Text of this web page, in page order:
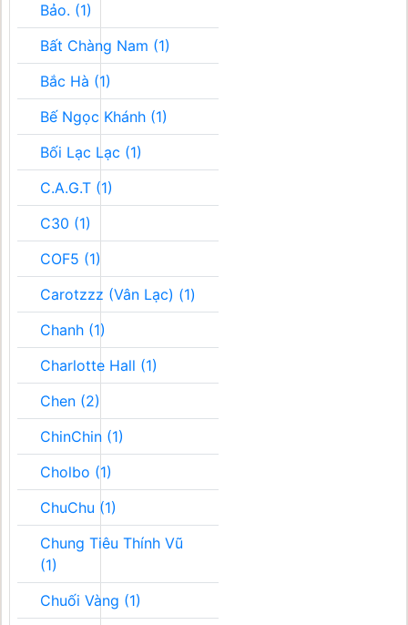
Bảo. (1)
Bất Chàng Nam (1)
Bắc Hà (1)
Bế Ngọc Khánh (1)
Bối Lạc Lạc (1)
C.A.G.T (1)
C30 (1)
COF5 (1)
Carotzzz (Vân Lạc) (1)
Chanh (1)
Charlotte Hall (1)
Chen (2)
ChinChin (1)
Cholbo (1)
ChuChu (1)
Chung Tiêu Thính Vũ
(1)
Chuối Vàng (1)